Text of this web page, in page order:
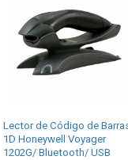
Lector de Código de
1D Honeywell Voyager
1202G/ Bluetooth/ USB